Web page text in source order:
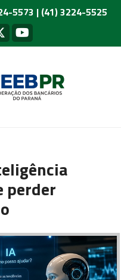
5573 | (41) 3224-5525
perder